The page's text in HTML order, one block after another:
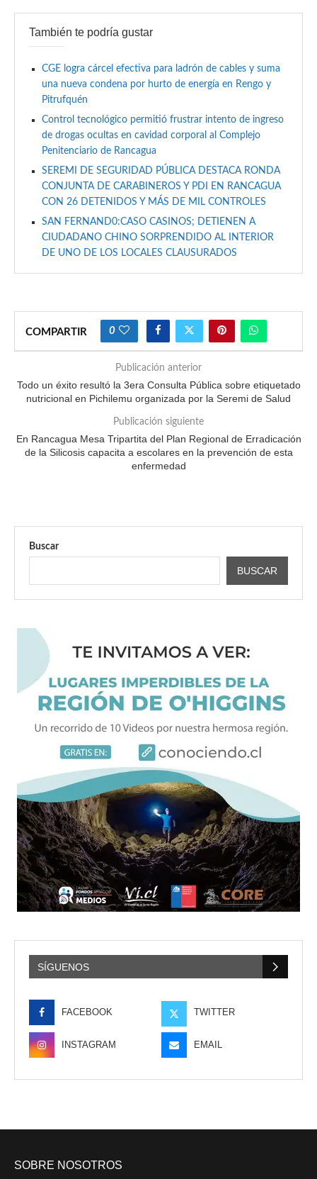
También te podría gustar
CGE logra cárcel efectiva para ladrón de cables y suma
una nueva condena por hurto de energía en Rengo y
Pitrufquén
Control tecnológico permitió frustrar intento de ingreso
de drogas ocultas en cavidad corporal al Complejo
Penitenciario de Rancagua
SEREMI DE SEGURIDAD PÚBLICA DESTACA RONDA
CONJUNTA DE CARABINEROS Y PDI EN RANCAGUA
CON 26 DETENIDOS Y MÁS DE MIL CONTROLES
SAN FERNAND0:CASO CASINOS; DETIENEN A
CIUDADANO CHINO SORPRENDIDO AL INTERIOR
DE UNO DE LOS LOCALES CLAUSURADOS
COMPARTIR 0
Publicación anterior
Todo un éxito resultó la 3era Consulta Pública sobre etiquetado
nutricional en Pichilemu organizada por la Seremi de Salud
Publicación siguiente
En Rancagua Mesa Tripartita del Plan Regional de Erradicación
de la Silicosis capacita a escolares en la prevención de esta
enfermedad
Buscar
BUSCAR
SÍGUENOS
FACEBOOK TWITTER
INSTAGRAM EMAIL
SOBRE NOSOTROS